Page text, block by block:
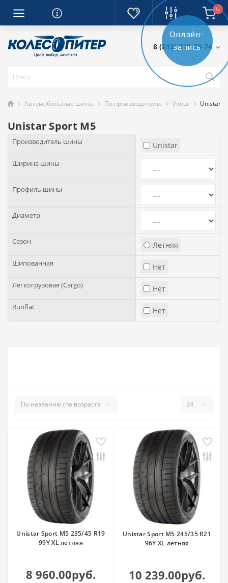
0
8 (812) 389-28-74
Автомобильные шины По производителю Vitour Unistar
Unistar Sport M5
Производитель шины Unistar
Ширина шины
Профиль шины
Диаметр
Сезон Летняя
Шипованная Нет
Легкогрузовая (Cargo) Нет
Runflat Нет
Unistar Sport M5 235/45 R19
99Y XL летняя
8 960.00руб.
Unistar Sport M5 245/35 R21
96Y XL летняя
10 239.00руб.
Онлайн-
запись